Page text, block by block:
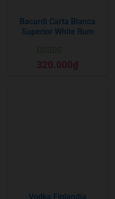
Bacardi Carta Blanca
Superior White Rum
Được xếp
hạng55 sao
320.000₫
Vodka Finlandia